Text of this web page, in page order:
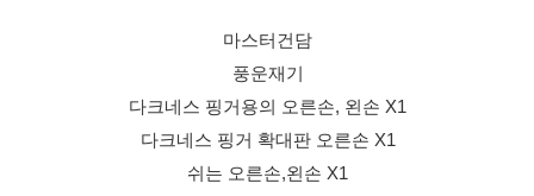
마스터건담
풍운재기
다크네스 핑거용의 오른손, 왼손 X1
다크네스 핑거 확대판 오른손 X1
쉬는 오른손,왼손 X1